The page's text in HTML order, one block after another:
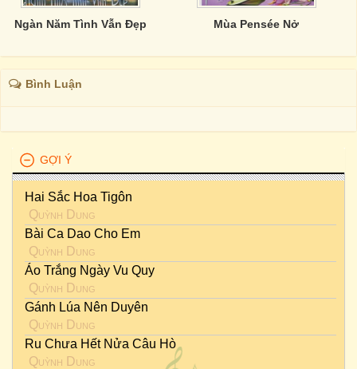
Ngàn Năm Tình Vẫn Đẹp Mùa Pensée Nở
Bình Luận
GỢI Ý
Hai Sắc Hoa Tigôn
Quỳnh Dung
Bài Ca Dao Cho Em
Quỳnh Dung
Áo Trắng Ngày Vu Quy
Quỳnh Dung
Gánh Lúa Nên Duyên
Quỳnh Dung
Ru Chưa Hết Nửa Câu Hò
Quỳnh Dung